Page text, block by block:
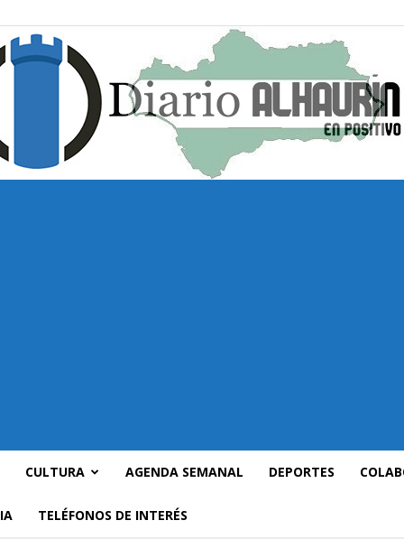
CULTURA AGENDA SEMANAL DEPORTES
TELÉFONOS DE INTERÉS